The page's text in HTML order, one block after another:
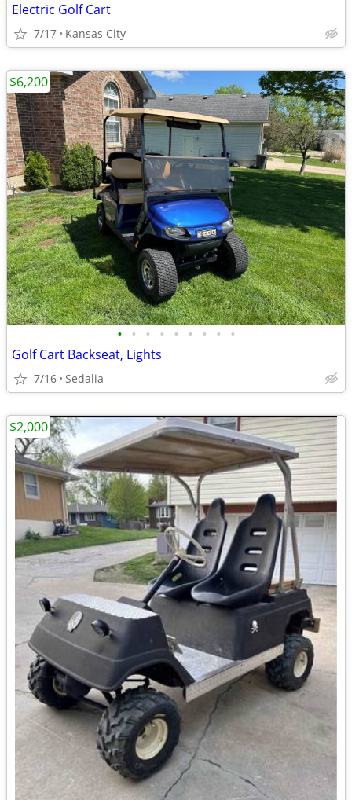
Electric Golf Cart
7/17 Kansas City
• • • • • • • • •
Golf Cart Backseat, Lights
7/16 Sedalia
$6,200
$2,000